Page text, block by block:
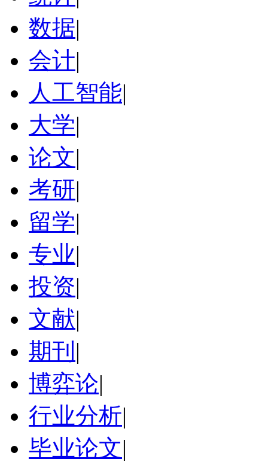
数据|
会计|
人工智能|
大学|
论文|
考研|
留学|
专业|
投资|
文献|
期刊 |
博弈论|
行业分析|
毕业论文|